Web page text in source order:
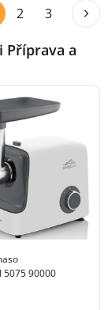
2 3
Příprava a
5075 90000